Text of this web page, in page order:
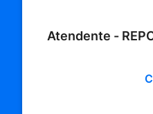
Atendente -